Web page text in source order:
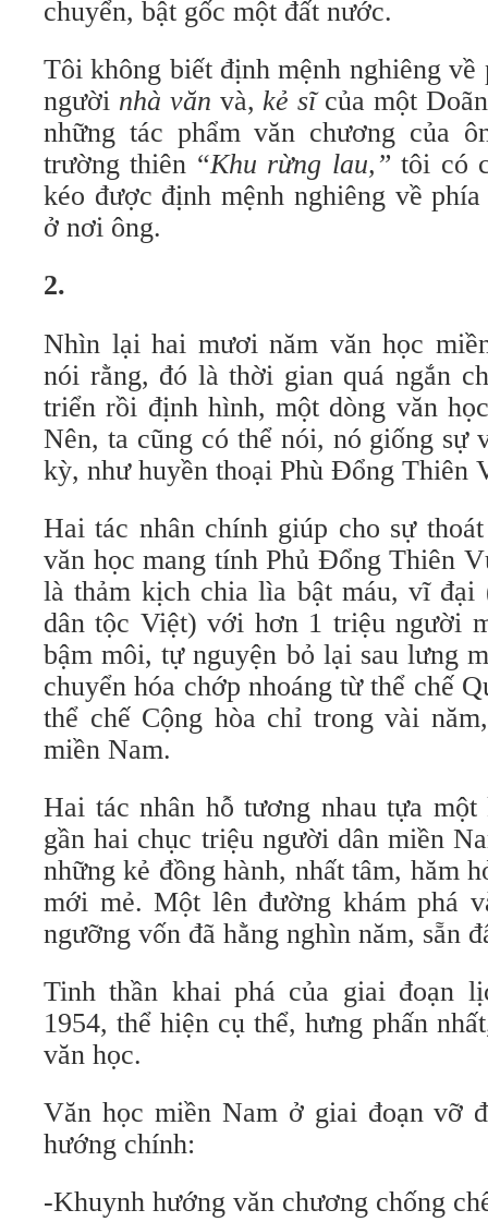
chuyển, bật gốc một đất nước.
Tôi không biết định mệnh nghiêng về
người nhà văn và,kẻ sĩcủa một
những tác phẩm văn chương của
trường thiên “Khu rừng lau,” tôi có
kéo được định mệnh nghiêng về
ở nơi ông.
2.
Nhìn lại hai mươi năm văn học
nói rằng, đó là thời gian quá ngắn
triển rồi định hình, một dòng văn
Nên, ta cũng có thể nói, nó giống sự
kỳ, như huyền thoại Phù Đổng Thiên
Hai tác nhân chính giúp cho sự
văn học mang tính Phủ Đổng Thiên
là thảm kịch chia lìa bật máu, vĩ đại
dân tộc Việt) với hơn 1 triệu người
bậm môi, tự nguyện bỏ lại sau lưng
chuyển hóa chớp nhoáng từ thể chế
thể chế Cộng hòa chỉ trong vài
miền Nam.
Hai tác nhân hỗ tương nhau tựa
gần hai chục triệu người dân miền
những kẻ đồng hành, nhất tâm, hăm
mới mẻ. Một lên đường khám phá
ngưỡng vốn đã hằng nghìn năm, sẵn
Tinh thần khai phá của giai đoạn
1954, thể hiện cụ thể, hưng phấn
văn học.
Văn học miền Nam ở giai đoạn vỡ
hướng chính:
-Khuynh hướng văn chương chống